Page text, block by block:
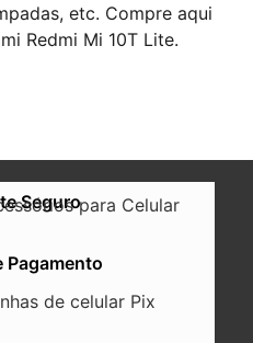
etc. Compre aqui
Redmi Mi 10T Lite.
Seguro
Pagamento